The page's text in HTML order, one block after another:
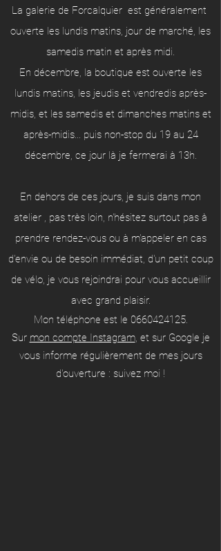
La galerie de Forcalquier est généralement
ouverte les lundis matins, jour de marché, les
samedis matin et après midi.
En décembre, la boutique est ouverte les
lundis matins, les jeudis et vendredis après-
midis, et les samedis et dimanches matins et
après-midis... puis non-stop du 19 au 24
décembre, ce jour là je fermerai à 13h.
En dehors de ces jours, je suis dans mon
atelier , pas très loin, n'hésitez surtout pas à
prendre rendez-vous ou à m'appeler en cas
d'envie ou de besoin immédiat, d'un petit coup
de vélo, je vous rejoindrai pour vous accueillir
avec grand plaisir.
Mon téléphone est le 0660424125.
Sur mon compte Instagram, et sur Google je
vous informe régulièrement de mes jours
d'ouverture : suivez moi !